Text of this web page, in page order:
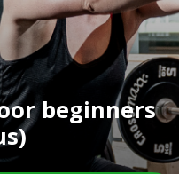
beginners